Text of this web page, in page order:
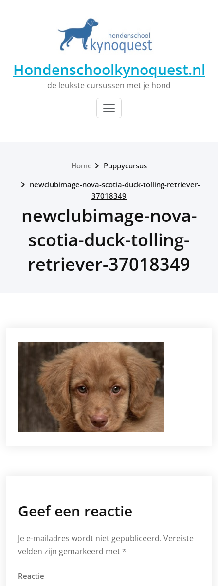
Hondenschoolkynoquest.nl
de leukste cursussen met je hond
Home
Puppycursus
newclubimage-nova-scotia-duck-tolling-retriever-
37018349
newclubimage-nova-
scotia-duck-tolling-
retriever-37018349
Geef een reactie
Je e-mailadres wordt niet gepubliceerd. Vereiste
velden zijn gemarkeerd met *
Reactie